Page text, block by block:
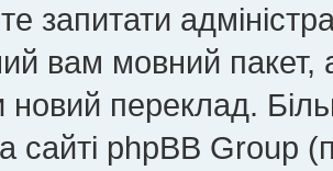
запитати
вам мовний
новий переклад.
сайті phpBB Group